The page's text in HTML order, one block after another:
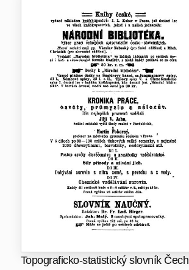
Topograficko-statistický slovník Čech